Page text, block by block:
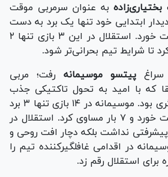
به عنوان سرمربی موقت
ابتدایی خود تنها یک برد به دست
آورد و دو بار نیز شکست خورد. استقلال در این ۳ بازی تنها ۲
سراغپیتسو موسیمانه رفت؛ مربی
که با امید به تحول تاکتیکی جذب
شد. اما نتیجه چیز دیگری بود. موسیمانه در ۱۴ بازی تنها ۳ برد
به دست آورد، ۴ شکست خورد و ۷ بار مساوی کرد. استقلال در
پیشرفتی نداشت بلکه دچار افت روحی و
در اقدامی غافلگیرکننده تیم را
برای استقلال رقم زد.